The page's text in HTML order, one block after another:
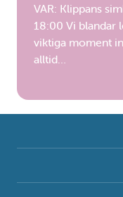
VAR: Klippans
18:00 Vi blandar
viktiga moment
alltid…